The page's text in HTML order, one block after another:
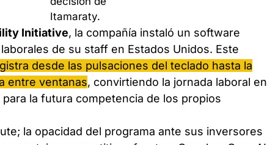
Initiative, la compañía instaló un software
de su staff en Estados Unidos. Este
desde las pulsaciones del teclado hasta la
entre ventanas, convirtiendo la jornada laboral en
la futura competencia de los propios